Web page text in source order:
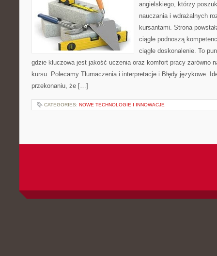
angielskiego, którzy
nauczania i wdrażalnych
kursantami. Strona
ciągle podnoszą
ciągłe doskonalenie. To
gdzie kluczowa jest jakość uczenia oraz komfort pracy zarówno
kursu. Polecamy Tłumaczenia i interpretacje i Błędy językowe.
przekonaniu, że […]
CATEGORIES: NOWE TECHNOLOGIE I INNOWACJE